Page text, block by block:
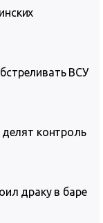
ВСУ
контроль
драку в баре